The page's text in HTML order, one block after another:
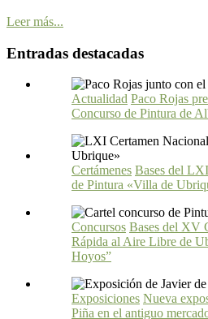
Leer más...
Entradas destacadas
Actualidad Paco Rojas
Concurso de Pintura de
Certámenes Bases del
de Pintura «Villa de
Concursos Bases del XV
Rápida al Aire Libre de
Hoyos”
Exposiciones Nueva
Piña en el antiguo